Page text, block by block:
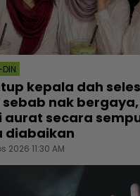
kepala dah
nak
aurat secara
diabaikan
2026 11:30 AM